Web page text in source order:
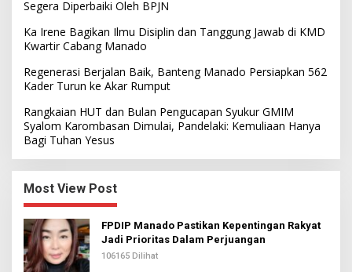
Segera Diperbaiki Oleh BPJN
Ka Irene Bagikan Ilmu Disiplin dan Tanggung Jawab di KMD
Kwartir Cabang Manado
Regenerasi Berjalan Baik, Banteng Manado Persiapkan 562
Kader Turun ke Akar Rumput
Rangkaian HUT dan Bulan Pengucapan Syukur GMIM
Syalom Karombasan Dimulai, Pandelaki: Kemuliaan Hanya
Bagi Tuhan Yesus
Most View Post
FPDIP Manado Pastikan Kepentingan Rakyat
Jadi Prioritas Dalam Perjuangan
106165 Dilihat